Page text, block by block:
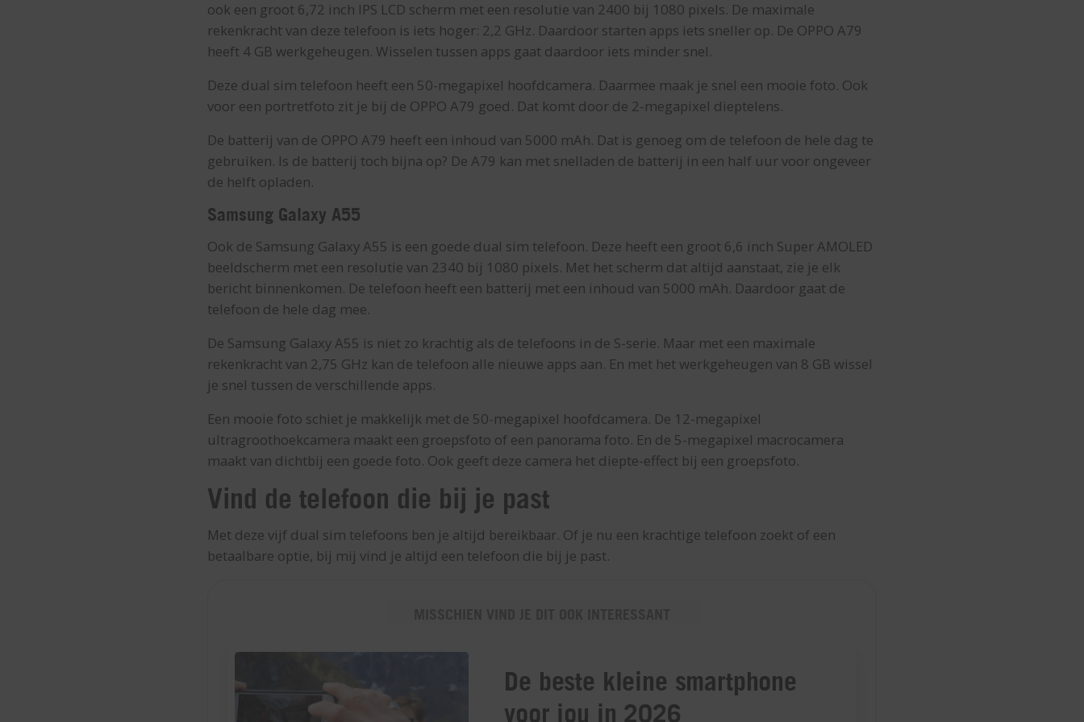
ook een groot 6,72 inch IPS LCD scherm met een resolutie van 2400 bij 1080 pixels. De maximale
rekenkracht van deze telefoon is iets hoger: 2,2 GHz. Daardoor starten apps iets sneller op. De OPPO A79
heeft 4 GB werkgeheugen. Wisselen tussen apps gaat daardoor iets minder snel.
Deze dual sim telefoon heeft een 50-megapixel hoofdcamera. Daarmee maak je snel een mooie foto. Ook
voor een portretfoto zit je bij de OPPO A79 goed. Dat komt door de 2-megapixel dieptelens.
De batterij van de OPPO A79 heeft een inhoud van 5000 mAh. Dat is genoeg om de telefoon de hele dag te
gebruiken. Is de batterij toch bijna op? De A79 kan met snelladen de batterij in een half uur voor ongeveer
de helft opladen.
Samsung Galaxy A55
Ook de Samsung Galaxy A55 is een goede dual sim telefoon. Deze heeft een groot 6,6 inch Super AMOLED
beeldscherm met een resolutie van 2340 bij 1080 pixels. Met het scherm dat altijd aanstaat, zie je elk
bericht binnenkomen. De telefoon heeft een batterij met een inhoud van 5000 mAh. Daardoor gaat de
telefoon de hele dag mee.
De Samsung Galaxy A55 is niet zo krachtig als de telefoons in de S-serie. Maar met een maximale
rekenkracht van 2,75 GHz kan de telefoon alle nieuwe apps aan. En met het werkgeheugen van 8 GB wissel
je snel tussen de verschillende apps.
Een mooie foto schiet je makkelijk met de 50-megapixel hoofdcamera. De 12-megapixel
ultragroothoekcamera maakt een groepsfoto of een panorama foto. En de 5-megapixel macrocamera
maakt van dichtbij een goede foto. Ook geeft deze camera het diepte-effect bij een groepsfoto.
Vind de telefoon die bij je past
Met deze vijf dual sim telefoons ben je altijd bereikbaar. Of je nu een krachtige telefoon zoekt of een
betaalbare optie, bij mij vind je altijd een telefoon die bij je past.